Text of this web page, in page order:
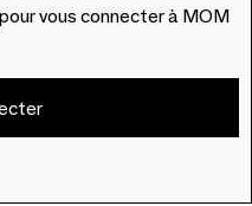
vous connecter à MOM